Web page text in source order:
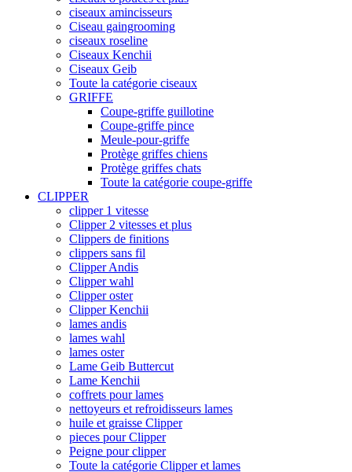
ciseaux amincisseurs
Ciseau gaingrooming
ciseaux roseline
Ciseaux Kenchii
Ciseaux Geib
Toute la catégorie ciseaux
GRIFFE
Coupe-griffe guillotine
Coupe-griffe pince
Meule-pour-griffe
Protège griffes chiens
Protège griffes chats
Toute la catégorie coupe-griffe
CLIPPER
clipper 1 vitesse
Clipper 2 vitesses et plus
Clippers de finitions
clippers sans fil
Clipper Andis
Clipper wahl
Clipper oster
Clipper Kenchii
lames andis
lames wahl
lames oster
Lame Geib Buttercut
Lame Kenchii
coffrets pour lames
nettoyeurs et refroidisseurs lames
huile et graisse Clipper
pieces pour Clipper
Peigne pour clipper
Toute la catégorie Clipper et lames